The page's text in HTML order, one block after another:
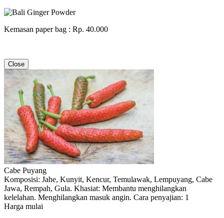
Kemasan paper bag : Rp. 40.000
Close
Cabe Puyang
Komposisi: Jahe, Kunyit, Kencur, Temulawak, Lempuyang, Cabe
Jawa, Rempah, Gula. Khasiat: Membantu menghilangkan
kelelahan. Menghilangkan masuk angin. Cara penyajian: 1
Harga mulai